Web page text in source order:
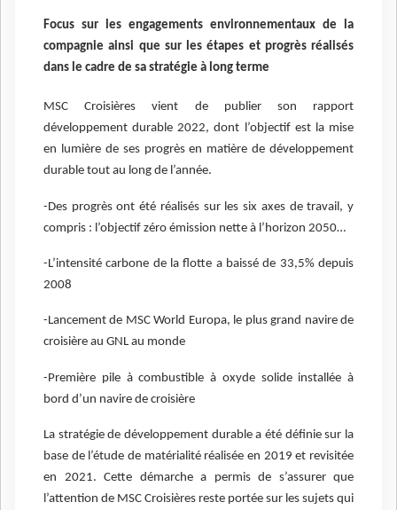
Focus sur les engagements environnementaux de la
compagnie ainsi que sur les étapes et progrès réalisés
dans le cadre de sa stratégie à long terme
MSC Croisières vient de publier son rapport
développement durable 2022, dont l’objectif est la mise
en lumière de ses progrès en matière de développement
durable tout au long de l’année.
-Des progrès ont été réalisés sur les six axes de travail, y
compris : l’objectif zéro émission nette à l’horizon 2050…
-L’intensité carbone de la flotte a baissé de 33,5% depuis
2008
-Lancement de MSC World Europa, le plus grand navire de
croisière au GNL au monde
-Première pile à combustible à oxyde solide installée à
bord d’un navire de croisière
La stratégie de développement durable a été définie sur la
base de l’étude de matérialité réalisée en 2019 et revisitée
en 2021. Cette démarche a permis de s’assurer que
l’attention de MSC Croisières reste portée sur les sujets qui